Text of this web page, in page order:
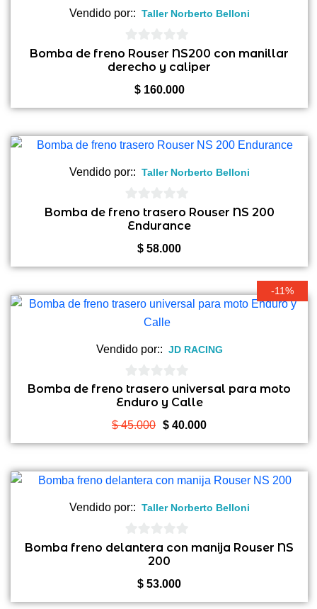
Vendido por:: Taller Norberto Belloni
0
de
Bomba de freno Rouser NS200 con manillar
derecho y caliper
$160.000
Vendido por:: Taller Norberto Belloni
0
de
Bomba de freno trasero Rouser NS 200
Endurance
$ 58.000
-11%
Vendido por:: JD RACING
0
de
5
Bomba de freno trasero universal para moto
Enduro y Calle
$45.000 El
precio
era:
$ 40.000El
precio
es:
Vendido por:: Taller Norberto Belloni
0
Bomba freno delantera con manija Rouser NS
200
$ 53.000